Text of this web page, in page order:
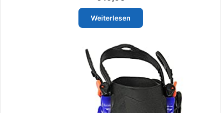
Weiterlesen